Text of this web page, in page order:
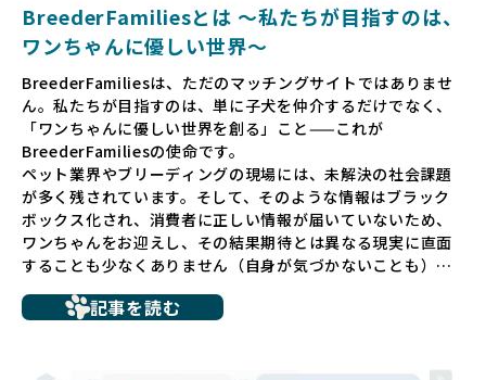
BreederFamiliesとは 〜私たちが目指すのは、
ワンちゃんに優しい世界〜
BreederFamiliesは、ただのマッチングサイトではありませ
ん。私たちが目指すのは、単に子犬を仲介するだけでなく、
「ワンちゃんに優しい世界を創る」こと——これが
BreederFamiliesの使命です。
ペット業界やブリーディングの現場には、未解決の社会課題
が多く残されています。そして、そのような情報はブラック
ボックス化され、消費者に正しい情報が届いていないため、
ワンちゃんをお迎えし、その結果期待とは異なる現実に直面
することも少なくありません（自身が気づかないことも）。
ち、健康面や社会性に問題を抱えていたり、またブリーダー
記事を読む